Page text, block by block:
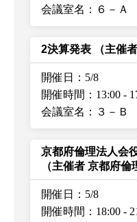
会議室名：６－Ａ
2決算発表 （主催
開催日：5/8
開催時間：13:00 -
会議室名：３－Ｂ
京都府倫理法人会
（主催者 京都府倫
開催日：5/8
開催時間：18:00 -